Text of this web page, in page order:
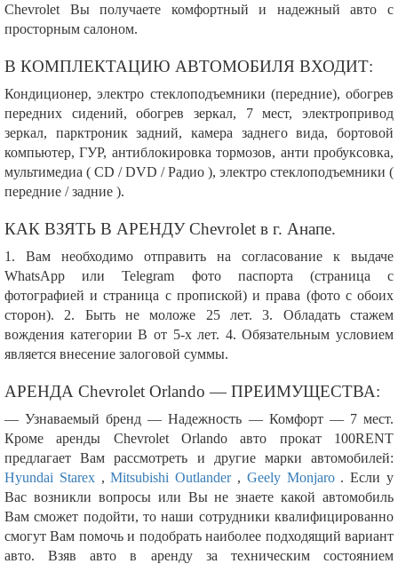
Chevrolet Вы получаете комфортный и надежный авто с
просторным салоном.
В КОМПЛЕКТАЦИЮ АВТОМОБИЛЯ ВХОДИТ:
Кондиционер, электро стеклоподъемники (передние), обогрев
передних сидений, обогрев зеркал, 7 мест, электропривод
зеркал, парктроник задний, камера заднего вида, бортовой
компьютер, ГУР, антиблокировка тормозов, анти пробуксовка,
мультимедиа ( CD / DVD / Радио ), электро стеклоподъемники (
передние / задние ).
КАК ВЗЯТЬ В АРЕНДУ Chevrolet в г. Анапе.
1. Вам необходимо отправить на согласование к выдаче
WhatsApp или Telegram фото паспорта (страница с
фотографией и страница с пропиской) и права (фото с обоих
сторон). 2. Быть не моложе 25 лет. 3. Обладать стажем
вождения категории В от 5-х лет. 4. Обязательным условием
является внесение залоговой суммы.
АРЕНДА Chevrolet Orlando — ПРЕИМУЩЕСТВА:
— Узнаваемый бренд — Надежность — Комфорт — 7 мест.
Кроме аренды Chevrolet Orlando авто прокат 100RENT
предлагает Вам рассмотреть и другие марки автомобилей:
Hyundai Starex,Mitsubishi Outlander, Geely Monjaro. Если у
Вас возникли вопросы или Вы не знаете какой автомобиль
Вам сможет подойти, то наши сотрудники квалифицированно
смогут Вам помочь и подобрать наиболее подходящий вариант
авто. Взяв авто в аренду за техническим состоянием